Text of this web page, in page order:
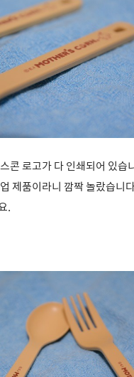
콘 로고가 다 인쇄되어 있습
제품이라니 깜짝 놀랐습니
.